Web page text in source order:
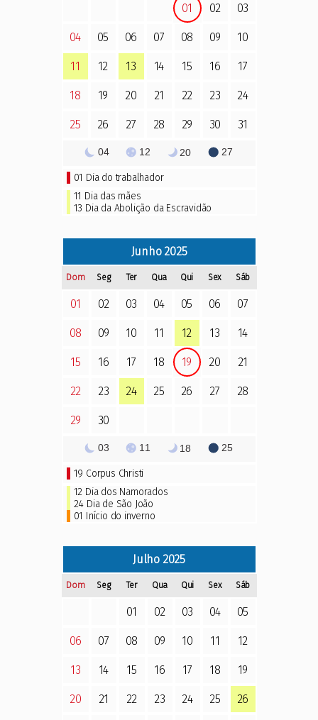
01 02 03
04 05 06 07 08 09 10
11 12 13 14 15 16 17
18 19 20 21 22 23 24
25 26 27 28 29 30 31
04 12 20 27
01 Dia do trabalhador
11 Dia das mães
13 Dia da Abolição da Escravidão
Junho2025
Dom Seg Ter Qua Qui Sex Sáb
01 02 03 04 05 06 07
08 09 10 11 12 13 14
15 16 17 18 19 20 21
22 23 24 25 26 27 28
29 30
03 11 18 25
19 Corpus Christi
12 Dia dos Namorados
24 Dia de São João
01 Início do inverno
Julho 2025
Dom Seg Ter Qua Qui Sex Sáb
01 02 03 04 05
06 07 08 09 10 11 12
13 14 15 16 17 18 19
20 21 22 23 24 25 26